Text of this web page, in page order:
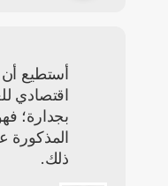
أستطيع أن
اقتصادي
بجدارة؛
المذكورة
ذلك.